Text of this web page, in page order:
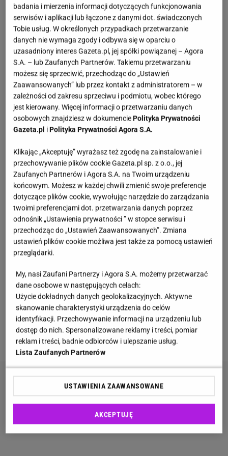
Zobacz wideoMajorka poza sezonem? Ależ
oczywiście! [VLOG]
Wakacje w październiku. Słoneczny urlop w Turcji
Wakacjew październiku nie muszą być szare i
ponure. Daj się porwać klimatowi kolorowej Turcji,
która zaskoczy Cię licznymi atrakcjami. Podczas
urlopu w tym kraju koniecznie odwiedź wspaniałe
meczety, wśród których znajdują się: Hagia Sophia,
Błękitny Meczet, Meczet Sulejmana. Zobacz
magiczny Stambuł i skorzystaj z okazji, by odwiedzić
Wielki Bazar, pełen straganów i sklepów.
Fot. Bedis ElAcheche/pexels.com
badania i mierzenia informacji dotyczących funkcjonowania
serwisów i aplikacji lub łączone z danymi dot. świadczonych
Tobie usług. W określonych przypadkach przetwarzanie
danych nie wymaga zgody i odbywa się w oparciu o
uzasadniony interes Gazeta.pl, jej spółki powiązanej – Agora
S.A. – lub Zaufanych Partnerów. Takiemu przetwarzaniu
możesz się sprzeciwić, przechodząc do „Ustawień
Zaawansowanych” lub przez kontakt z administratorem – w
zależności od zakresu sprzeciwu i podmiotu, wobec którego
jest kierowany. Więcej informacji o przetwarzaniu danych
osobowych znajdziesz w dokumenciePolityka Prywatności
Gazeta.pl iPolityka Prywatności Agora S.A.
Klikając „Akceptuję” wyrażasz też zgodę na zainstalowanie i
przechowywanie plików cookie Gazeta.pl sp. z o.o., jej
Zaufanych Partnerów i Agora S.A. na Twoim urządzeniu
końcowym. Możesz w każdej chwili zmienić swoje preferencje
dotyczące plików cookie, wywołując narzędzie do zarządzania
twoimi preferencjami dot. przetwarzania danych poprzez
odnośnik „Ustawienia prywatności ” w stopce serwisu i
przechodząc do „Ustawień Zaawansowanych”. Zmiana
ustawień plików cookie możliwa jest także za pomocą ustawień
przeglądarki.
My, nasi Zaufani Partnerzy i Agora S.A. możemy przetwarzać
dane osobowe w następujących celach:
Użycie dokładnych danych geolokalizacyjnych. Aktywne
skanowanie charakterystyki urządzenia do celów
identyfikacji. Przechowywanie informacji na urządzeniu lub
dostęp do nich. Spersonalizowane reklamy i treści, pomiar
reklam i treści, badnie odbiorców i ulepszanie usług.
Lista Zaufanych Partnerów
USTAWIENIA ZAAWANSOWANE
AKCEPTUJĘ